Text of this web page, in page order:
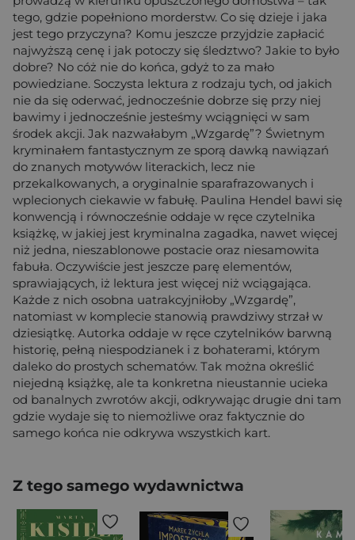
tego, gdzie popełniono morderstw. Co się dzieje i jaka
jest tego przyczyna? Komu jeszcze przyjdzie zapłacić
najwyższą cenę i jak potoczy się śledztwo? Jakie to było
dobre? No cóż nie do końca, gdyż to za mało
powiedziane. Soczysta lektura z rodzaju tych, od jakich
nie da się oderwać, jednocześnie dobrze się przy niej
bawimy i jednocześnie jesteśmy wciągnięci w sam
środek akcji. Jak nazwałabym „Wzgardę”? Świetnym
kryminałem fantastycznym ze sporą dawką nawiązań
do znanych motywów literackich, lecz nie
przekalkowanych, a oryginalnie sparafrazowanych i
wplecionych ciekawie w fabułę. Paulina Hendel bawi się
konwencją i równocześnie oddaje w ręce czytelnika
książkę, w jakiej jest kryminalna zagadka, nawet więcej
niż jedna, nieszablonowe postacie oraz niesamowita
fabuła. Oczywiście jest jeszcze parę elementów,
sprawiających, iż lektura jest więcej niż wciągająca.
Każde z nich osobna uatrakcyjniłoby „Wzgardę”,
natomiast w komplecie stanowią prawdziwy strzał w
dziesiątkę. Autorka oddaje w ręce czytelników barwną
historię, pełną niespodzianek i z bohaterami, którym
daleko do prostych schematów. Tak można określić
niejedną książkę, ale ta konkretna nieustannie ucieka
od banalnych zwrotów akcji, odkrywając drugie dni tam
gdzie wydaje się to niemożliwe oraz faktycznie do
samego końca nie odkrywa wszystkich kart.
Z tego samego wydawnictwa